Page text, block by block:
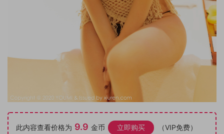
此内容查看价格为 9.9 金币 立即购买
（VIP免费）